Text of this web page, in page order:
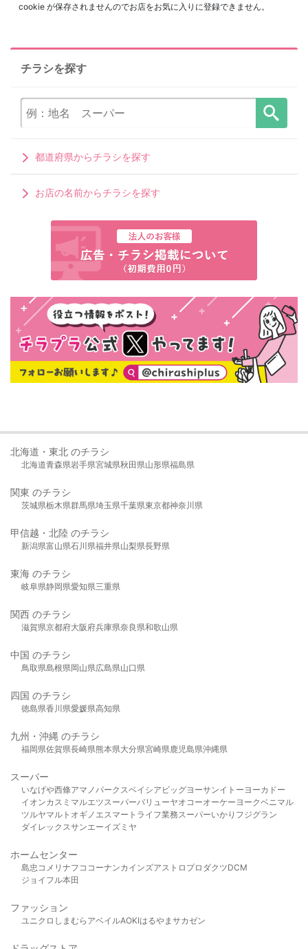
cookie が保存されませんのでお店をお気に入りに登録できません。
チラシを探す
都道府県からチラシを探す
お店の名前からチラシを探す
北海道・東北 のチラシ
北海道青森県岩手県宮城県秋田県山形県福島県
関東 のチラシ
茨城県栃木県群馬県埼玉県千葉県東京都神奈川県
甲信越・北陸 のチラシ
新潟県富山県石川県福井県山梨県長野県
東海 のチラシ
岐阜県静岡県愛知県三重県
関西 のチラシ
滋賀県京都府大阪府兵庫県奈良県和歌山県
中国 のチラシ
鳥取県島根県岡山県広島県山口県
四国 のチラシ
徳島県香川県愛媛県高知県
九州・沖縄 のチラシ
福岡県佐賀県長崎県熊本県大分県宮崎県鹿児島県沖縄県
スーパー
いなげや西條アマノパークスベイシア ビッグヨーサンイトーヨーカドー
イオンカスミ マルエツスーパーバリューヤオコーオーケー ヨークベニマル
ツルヤマルト オギノ エスマート ライフ業務スーパーいかり フジグラン
ダイレックスサンエーイズミヤ
ホームセンター
島忠 コメリ ナフコ コーナンカインズアストロプロダクツDCM
ジョイフル本田
ファッション
ユニクロ しまむら アベイルAOKIはるやま サカゼン